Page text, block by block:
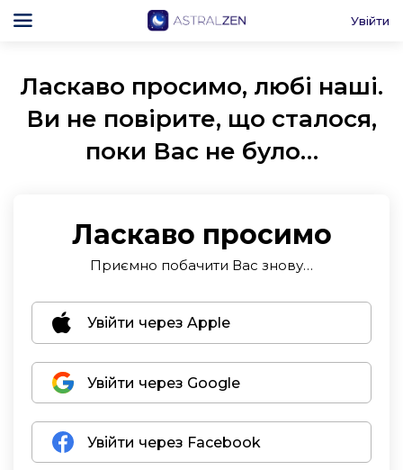
Увійти
Ласкаво просимо, любі наші.
Ви не повірите, що сталося,
поки Вас не було…
Ласкаво просимо
Приємно побачити Вас знову…
Увійти через Apple
Увійти через Google
Увійти через Facebook